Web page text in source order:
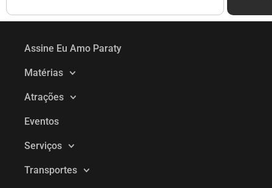
Assine Eu Amo Paraty
Matérias
Atrações
Eventos
Serviços
Transportes